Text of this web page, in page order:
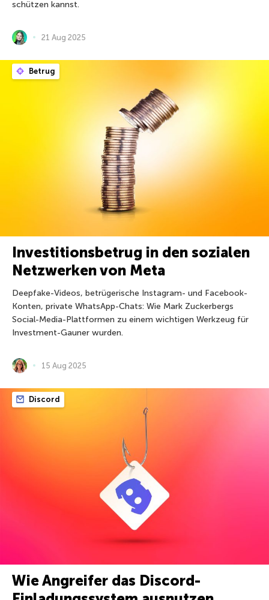
schützen kannst.
21 Aug 2025
Betrug
Investitionsbetrug in den sozialen
Netzwerken von Meta
Deepfake-Videos, betrügerische Instagram- und Facebook-
Konten, private WhatsApp-Chats: Wie Mark Zuckerbergs
Social-Media-Plattformen zu einem wichtigen Werkzeug für
Investment-Gauner wurden.
15 Aug 2025
Discord
Wie Angreifer das Discord-